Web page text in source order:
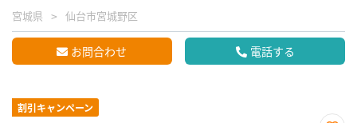
宮城県 仙台市宮城野区
お問合わせ 電話する
割引キャンペーン